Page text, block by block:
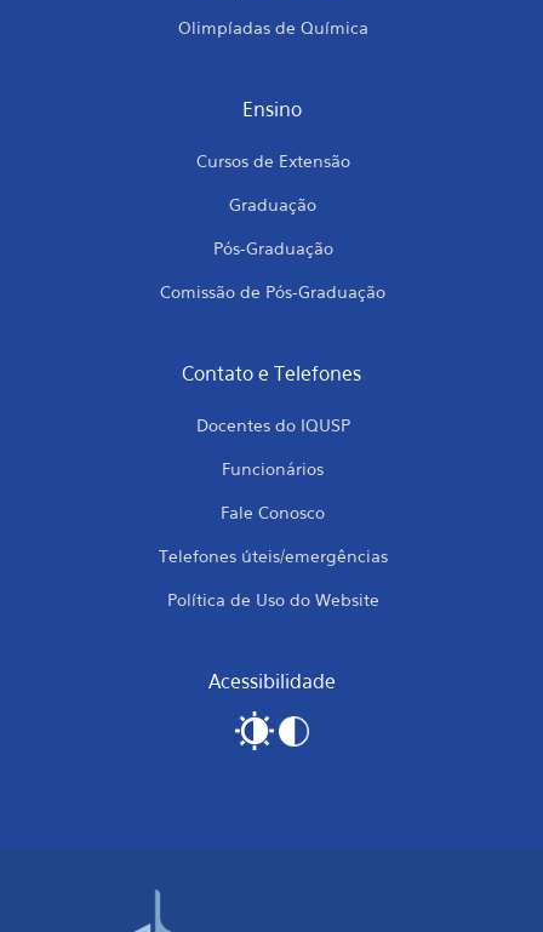
Olimpíadas de Química
Ensino
Cursos de Extensão
Graduação
Pós-Graduação
Comissão de Pós-Graduação
Contato e Telefones
Docentes do IQUSP
Funcionários
Fale Conosco
Telefones úteis/emergências
Política de Uso do Website
Acessibilidade